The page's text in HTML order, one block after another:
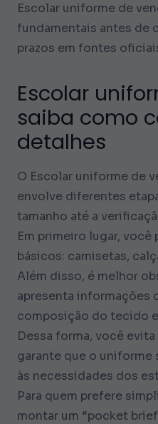
Escolar uniforme de
fundamentais antes de
prazos em fontes
Escolar
saiba como
detalhes
O Escolar uniforme de
envolve diferentes
tamanho até a
Em primeiro lugar,
básicos: camisetas,
Além disso, é melhor
apresenta informações
composição do tecido
Dessa forma, você
garante que o uniforme
às necessidades dos
Para quem prefere
montar um “pocket